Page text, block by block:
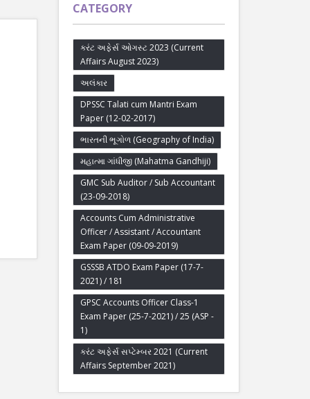
CATEGORY
કરંટ અફેર્સ ઓગસ્ટ 2023 (Current
Affairs August 2023)
અલંકાર
DPSSC Talati cum Mantri Exam
Paper (12-02-2017)
ભારતની ભૂગોળ (Geography of India)
મહાત્મા ગાંધીજી (Mahatma Gandhiji)
GMC Sub Auditor / Sub Accountant
(23-09-2018)
Accounts Cum Administrative
Officer / Assistant / Accountant
Exam Paper (09-09-2019)
GSSSB ATDO Exam Paper (17-7-
2021) / 181
GPSC Accounts Officer Class-1
Exam Paper (25-7-2021) / 25 (ASP -
1)
કરંટ અફેર્સ સપ્ટેમ્બર 2021 (Current
Affairs September 2021)